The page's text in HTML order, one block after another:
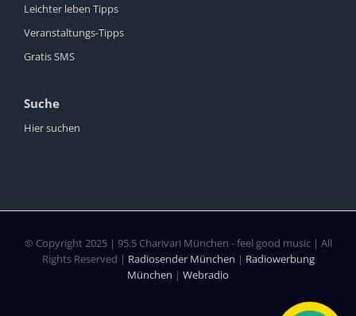
Leichter leben Tipps
Veranstaltungs-Tipps
Gratis SMS
Suche
Hier suchen
© Copyright 2025 | 95.5 Charivari München - feel good music | All
Rights Reserved | Radiosender München | Radiowerbung
München | Webradio